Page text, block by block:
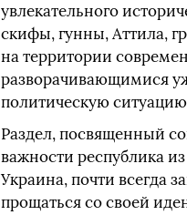
увлекательного
скифы, гунны, Аттила,
на территории
разворачивающимися
политическую
Раздел, посвященный
важности республика
Украина, почти всегда
прощаться со своей